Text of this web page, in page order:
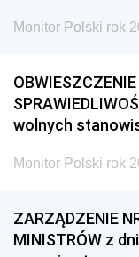
Monitor Polski rok
wolnych
Monitor Polski rok
ZARZĄDZENIE
MINISTRÓW z